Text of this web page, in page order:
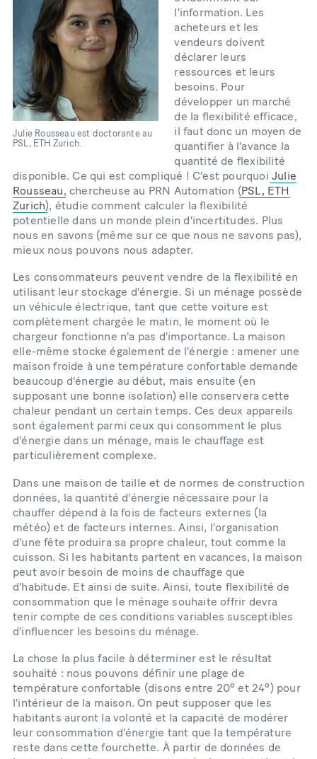
Julie Rousseau est doctorante au
PSL, ETH Zurich.
l'information. Les
acheteurs et les
vendeurs doivent
déclarer leurs
ressources et leurs
besoins. Pour
développer un marché
de la flexibilité efficace,
il faut donc un moyen de
quantifier à l'avance la
quantité de flexibilité
disponible. Ce qui est compliqué ! C'est pourquoiJulie
Rousseau, chercheuse au PRN Automation (PSL, ETH
Zurich), étudie comment calculer la flexibilité
potentielle dans un monde plein d'incertitudes. Plus
nous en savons (même sur ce que nous ne savons pas),
mieux nous pouvons nous adapter.
Les consommateurs peuvent vendre de la flexibilité en
utilisant leur stockage d'énergie. Si un ménage possède
un véhicule électrique, tant que cette voiture est
complètement chargée le matin, le moment où le
chargeur fonctionne n'a pas d'importance. La maison
elle-même stocke également de l'énergie : amener une
maison froide à une température confortable demande
beaucoup d'énergie au début, mais ensuite (en
supposant une bonne isolation) elle conservera cette
chaleur pendant un certain temps. Ces deux appareils
sont également parmi ceux qui consomment le plus
d'énergie dans un ménage, mais le chauffage est
particulièrement complexe.
Dans une maison de taille et de normes de construction
données, la quantité d'énergie nécessaire pour la
chauffer dépend à la fois de facteurs externes (la
météo) et de facteurs internes. Ainsi, l'organisation
d'une fête produira sa propre chaleur, tout comme la
cuisson. Si les habitants partent en vacances, la maison
peut avoir besoin de moins de chauffage que
d'habitude. Et ainsi de suite. Ainsi, toute flexibilité de
consommation que le ménage souhaite offrir devra
tenir compte de ces conditions variables susceptibles
d'influencer les besoins du ménage.
La chose la plus facile à déterminer est le résultat
souhaité : nous pouvons définir une plage de
température confortable (disons entre 20º et 24º) pour
l'intérieur de la maison. On peut supposer que les
habitants auront la volonté et la capacité de modérer
leur consommation d'énergie tant que la température
reste dans cette fourchette. À partir de données de